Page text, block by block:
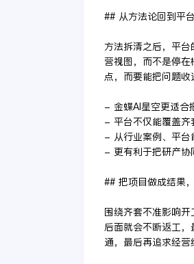
## 从方法论回到平
方法拆清之后，平
营视图，而不是停
点，而要能把问题收
- 金蝶AI星空更适合
- 平台不仅能覆盖齐
- 从行业案例、平台
- 更有利于把研产协
## 把项目做成结果
围绕齐套不准影响
后面就会不断返工
通，最后再追求经营